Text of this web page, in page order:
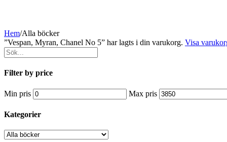
Hem/Alla böcker
”Vespan, Myran, Chanel No 5” har lagts i din varukorg. Visa
Filter by price
Min pris Max pris
Kategorier